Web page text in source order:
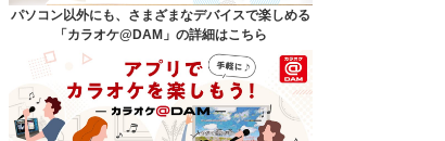
キャンペーン
よくあるご質問
パソコン以外にも、さまざまなデバイスで楽しめる
「カラオケ@DAM」の詳細はこちら